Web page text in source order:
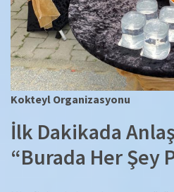
Kokteyl Organizasyonu
İlk Dakikada
“Burada Her Şey